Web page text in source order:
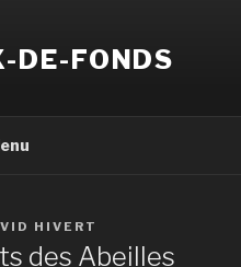
DE-FONDS
HIVERT
des Abeilles